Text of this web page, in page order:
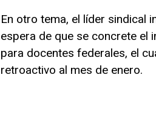
En otro tema, el líder sindical
espera de que se concrete el
para docentes federales, el
retroactivo al mes de enero.